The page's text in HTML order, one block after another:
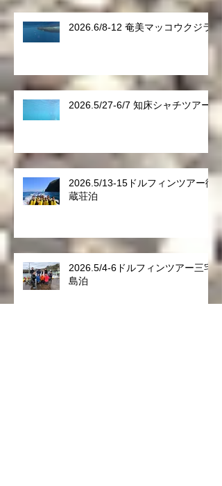
2026.6/8-12 奄美マッコウクジラ
2026.5/27-6/7 知床シャチツアー
2026.5/13-15ドルフィンツアー御
蔵荘泊
2026.5/4-6ドルフィンツアー三宅
島泊